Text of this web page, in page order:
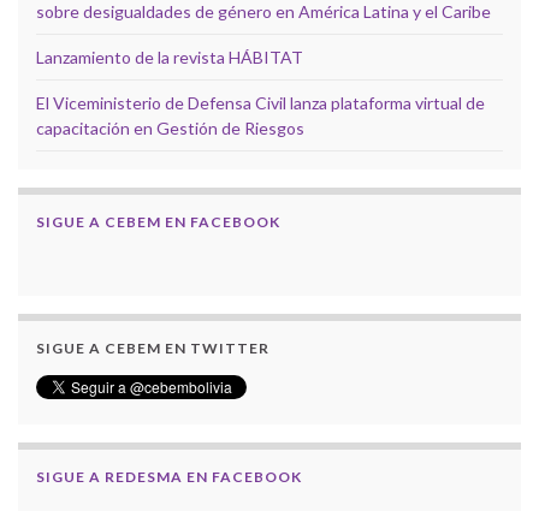
sobre desigualdades de género en América Latina y el Caribe
Lanzamiento de la revista HÁBITAT
El Viceministerio de Defensa Civil lanza plataforma virtual de
capacitación en Gestión de Riesgos
SIGUE A CEBEM EN FACEBOOK
SIGUE A CEBEM EN TWITTER
SIGUE A REDESMA EN FACEBOOK